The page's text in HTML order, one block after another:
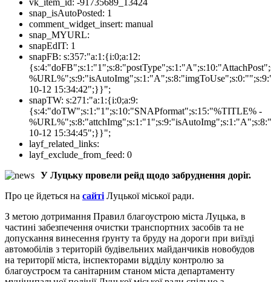
snap_isAutoPosted: 1
comment_widget_insert: manual
snap_MYURL:
snapEdIT: 1
snapFB: s:357:"a:1:{i:0;a:12:
10-12 15:34:42";}}";
snapTW: s:271:"a:1:{i:0;a:9:
{s:4:"doTW";s:1:"1";s:10:"SNAPformat";s:15:"%TITLE% -
10-12 15:34:45";}}";
layf_related_links:
layf_exclude_from_feed: 0
У Луцьку провели рейд щодо забруднення доріг.
Про це йдеться на сайті Луцької міської ради.
З метою дотримання Правил благоустрою міста Луцька, в
частині забезпечення очистки транспортних засобів та не
допускання винесення ґрунту та бруду на дороги при виїзді
автомобілів з територій будівельних майданчиків новобудов
на території міста, інспекторами відділу контролю за
благоустроєм та санітарним станом міста департаменту